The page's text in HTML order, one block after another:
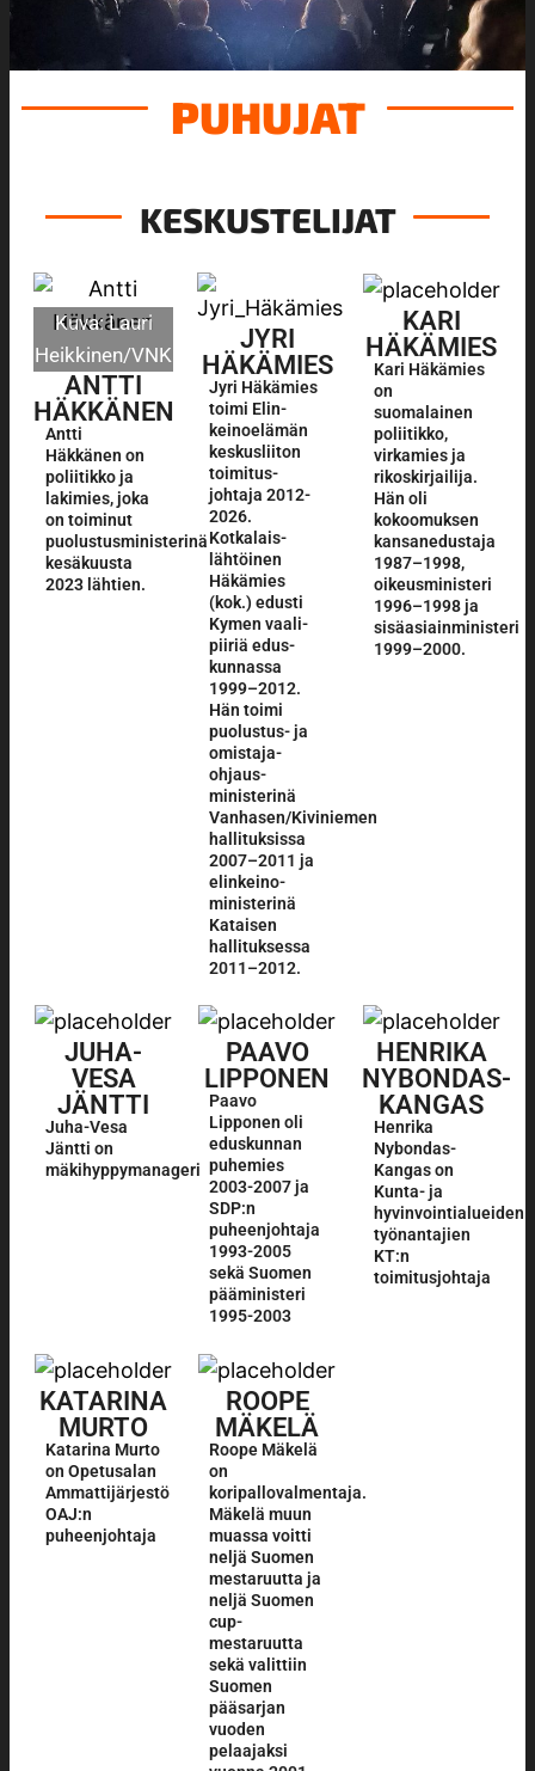
PUHUJAT
KESKUSTELIJAT
Kuva: Lauri
Heikkinen/VNK
ANTTI
HÄKKÄNEN
Antti
Häkkänen on
poliitikko ja
lakimies, joka
on toiminut
puolustusministerinä
kesäkuusta
2023 lähtien.
JYRI
HÄKÄMIES
Jyri Häkämies
toimi Elin­
keino­elämän
keskus­liiton
toimitus­
johtaja 2012-
2026.
Kotkalais­
lähtöinen
Häkämies
(kok.) edusti
Kymen vaali­
piiriä edus­
kunnassa
1999–2012.
Hän toimi
puolustus- ja
omistaja­
ohjaus­­
ministerinä
Vanhasen/Kiviniemen
hallituksissa
2007–2011 ja
elin­keino­
ministerinä
Kataisen
hallituksessa
2011–2012.
KARI
HÄKÄMIES
Kari Häkämies
on
suomalainen
poliitikko,
virkamies ja
rikoskirjailija.
Hän oli
kokoomuksen
kansanedustaja
1987–1998,
oikeusministeri
1996–1998 ja
sisäasiainministeri
1999–2000.
JUHA-
VESA
JÄNTTI
Juha-Vesa
Jäntti on
mäkihyppymanageri
PAAVO
LIPPONEN
Paavo
Lipponen oli
eduskunnan
puhemies
2003-2007 ja
SDP:n
puheenjohtaja
1993-2005
sekä Suomen
pääministeri
1995-2003
HENRIKA
NYBONDAS-
KANGAS
Henrika
Nybondas-
Kangas on
Kunta- ja
hyvinvointialueiden
työnantajien
KT:n
toimitusjohtaja
KATARINA
MURTO
Katarina Murto
on Opetusalan
Ammattijärjestö
OAJ:n
puheenjohtaja
ROOPE
MÄKELÄ
Roope Mäkelä
on
koripallovalmentaja.
Mäkelä muun
muassa voitti
neljä Suomen
mestaruutta ja
neljä Suomen
cup-
mestaruutta
sekä valittiin
Suomen
pääsarjan
vuoden
pelaajaksi